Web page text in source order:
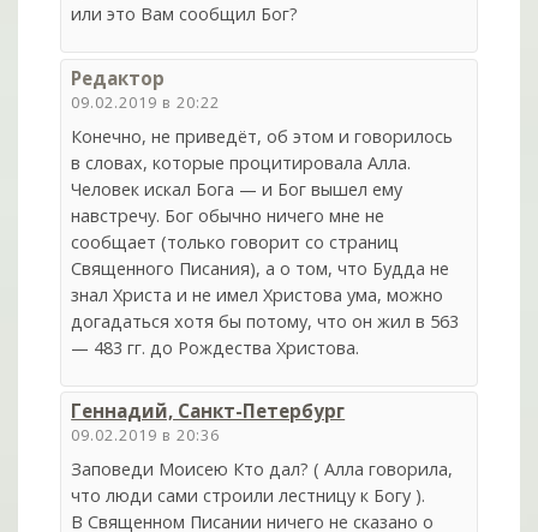
или это Вам сообщил Бог?
Редактор
09.02.2019 в 20:22
Конечно, не приведёт, об этом и говорилось
в словах, которые процитировала Алла.
Человек искал Бога — и Бог вышел ему
навстречу. Бог обычно ничего мне не
сообщает (только говорит со страниц
Священного Писания), а о том, что Будда не
знал Христа и не имел Христова ума, можно
догадаться хотя бы потому, что он жил в 563
— 483 гг. до Рождества Христова.
Геннадий, Санкт-Петербург
09.02.2019 в 20:36
Заповеди Моисею Кто дал? ( Алла говорила,
что люди сами строили лестницу к Богу ).
В Священном Писании ничего не сказано о